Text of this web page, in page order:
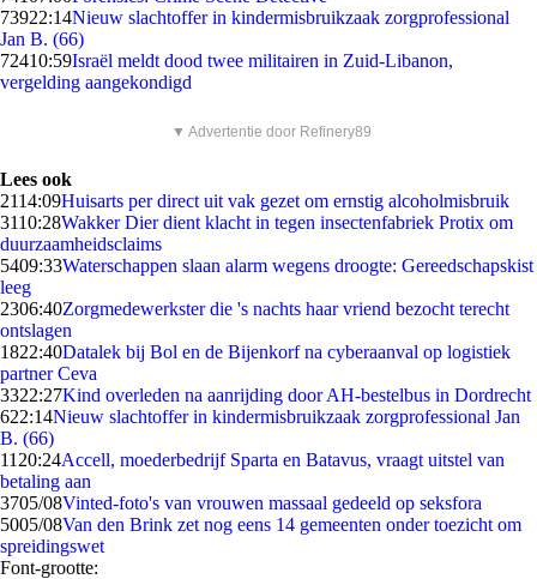
73922:14Nieuw slachtoffer in kindermisbruikzaak zorgprofessional
Jan B. (66)
72410:59Israël meldt dood twee militairen in Zuid-Libanon,
vergelding aangekondigd
▼ Advertentie door Refinery89
Lees ook
2114:09Huisarts per direct uit vak gezet om ernstig alcoholmisbruik
3110:28Wakker Dier dient klacht in tegen insectenfabriek Protix om
duurzaamheidsclaims
5409:33Waterschappen slaan alarm wegens droogte: Gereedschapskist
leeg
2306:40Zorgmedewerkster die 's nachts haar vriend bezocht terecht
ontslagen
1822:40Datalek bij Bol en de Bijenkorf na cyberaanval op logistiek
partner Ceva
3322:27Kind overleden na aanrijding door AH-bestelbus in Dordrecht
622:14Nieuw slachtoffer in kindermisbruikzaak zorgprofessional Jan
B. (66)
11 20:24Accell, moederbedrijf Sparta en Batavus, vraagt uitstel van
betaling aan
3705/08Vinted-foto's van vrouwen massaal gedeeld op seksfora
5005/08Van den Brink zet nog eens 14 gemeenten onder toezicht om
spreidingswet
Font-grootte: